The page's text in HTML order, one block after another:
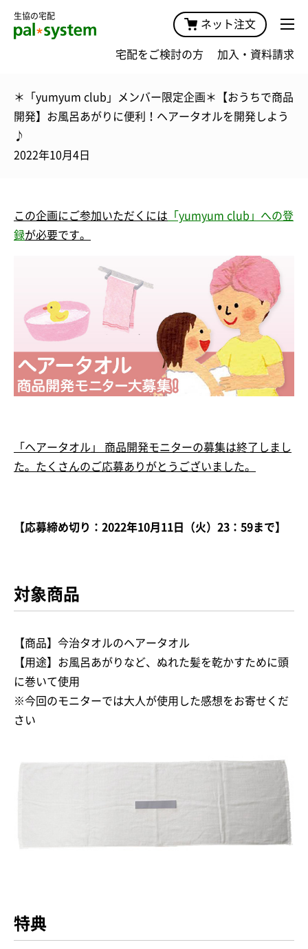
生協の宅配
ネット注文
宅配をご検討の方 加入・資料請求
＊「yumyum club」メンバー限定企画＊【おうちで商品
開発】お風呂あがりに便利！ヘアータオルを開発しよう
♪
2022年10月4日
この企画にご参加いただくには 「yumyum club」への登
録が必要です。
「ヘアータオル」 商品開発モニターの募集は終了しまし
た。たくさんのご応募ありがとうございました。
【応募締め切り：2022年10月11日（火）23：59まで】
対象商品
【商品】今治タオルのヘアータオル
【用途】お風呂あがりなど、ぬれた髪を乾かすために頭
に巻いて使用
※今回のモニターでは大人が使用した感想をお寄せくだ
さい
特典